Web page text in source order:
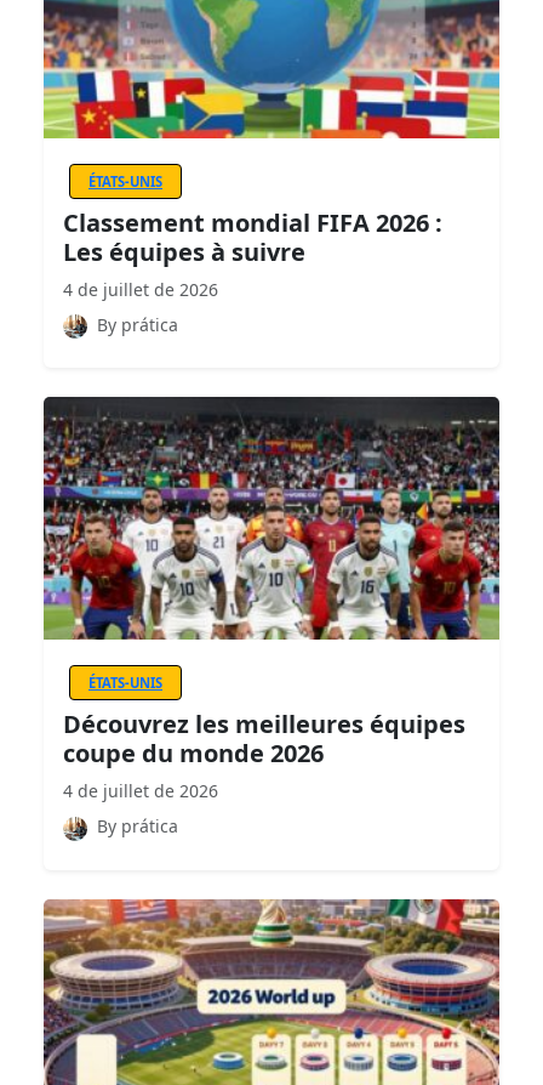
ÉTATS-UNIS
Classement mondial FIFA 2026 :
Les équipes à suivre
4 de juillet de 2026
By prática
ÉTATS-UNIS
Découvrez les meilleures équipes
coupe du monde 2026
4 de juillet de 2026
By prática